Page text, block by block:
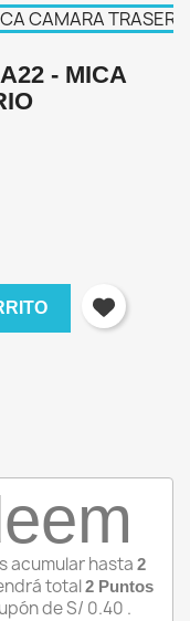
- MICA
acumular hasta 2
total2 Puntos
deS/ 0.40 .